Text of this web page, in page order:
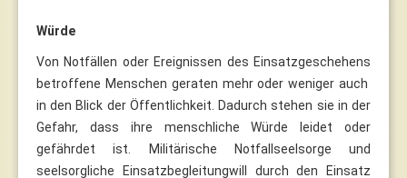
Würde
Von Notfällen oder Ereignissen des Einsatzgeschehens
betroffene Menschen geraten mehr oder weniger auch
in den Blick der Öffentlichkeit. Dadurch stehen sie in der
Gefahr, dass ihre menschliche Würde leidet oder
gefährdet ist. Militärische Notfallseelsorge und
seelsorgliche Einsatzbegleitungwill durch den Einsatz